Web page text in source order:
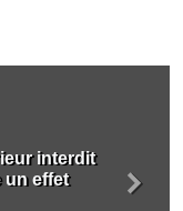
interdit
un effet